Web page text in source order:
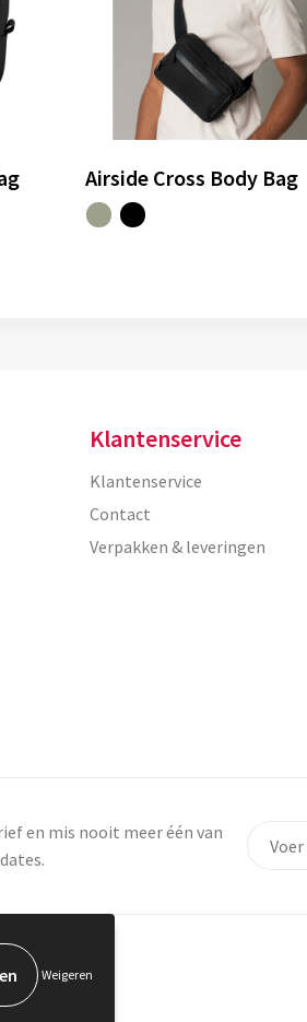
Airside Cross Body Bag
Klantenservice
Klantenservice
Contact
Verpakken & leveringen
en mis nooit meer één van
Weigeren